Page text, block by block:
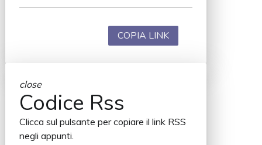
COPIA LINK
close
Codice Rss
Clicca sul pulsante per copiare il link RSS
negli appunti.